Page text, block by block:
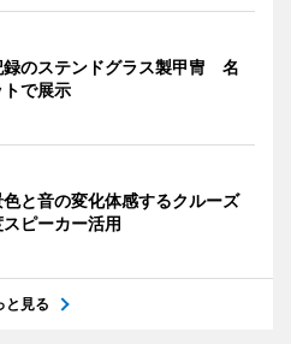
録のステンドグラス製甲冑 名
で展示
と音の変化体感するクルーズ
ピーカー活用
と見る